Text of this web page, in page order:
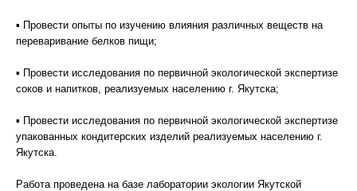
▪ Провести опыты по изучению влияния различных веществ на
переваривание белков пищи;
▪ Провести исследования по первичной экологической экспертизе
соков и напитков, реализуемых населению г. Якутска;
▪ Провести исследования по первичной экологической экспертизе
упакованных кондитерских изделий реализуемых населению г.
Якутска.
Работа проведена на базе лаборатории экологии Якутской